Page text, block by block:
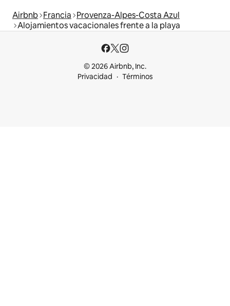
Airbnb Francia Provenza-Alpes-Costa Azul
Alojamientos vacacionales frente a la playa
© 2026 Airbnb, Inc.
Privacidad
Términos